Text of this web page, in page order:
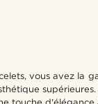
vous avez la